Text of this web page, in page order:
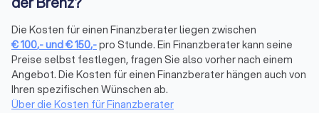
Finanzberatung in Giengen an der Brenz:
Versicherungen, Altersvorsorge,
Vermögensplanung und mehr
Die komplexe Welt der Finanzen wird mit dem richtigen
Finanzberater an Ihrer Seite zu einem Segen für Ihr
Die Kosten für einen Finanzberater liegen zwischen
€100,-und€150,-pro Stunde. Ein Finanzberater kann seine
Preise selbst festlegen, fragen Sie also vorher nach einem
Angebot. Die Kosten für einen Finanzberater hängen auch von
Ihren spezifischen Wünschen ab.
Über die Kosten für Finanzberater